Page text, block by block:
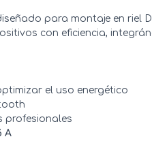
para montaje en
con eficiencia,
el uso energético
profesionales
A